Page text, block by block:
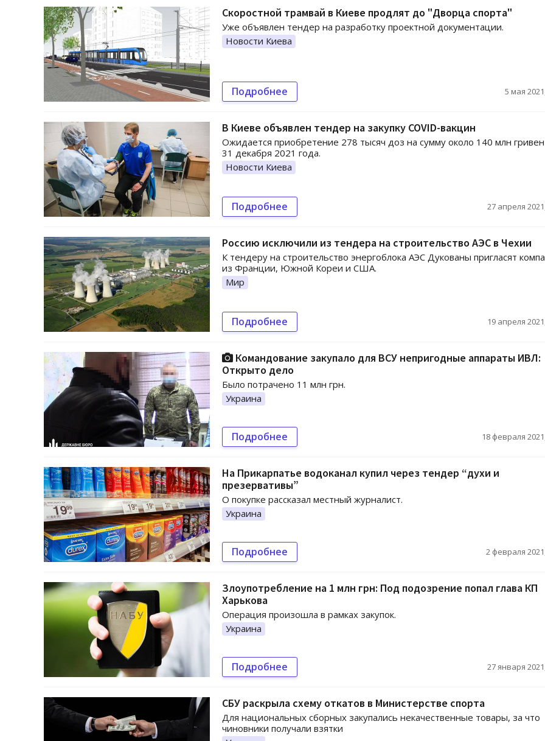
Скоростной трамвай в Киеве продлят до "Дворца спорта"
Уже объявлен тендер на разработку проектной документации.
Новости Киева
Подробнее 5 мая
В Киеве объявлен тендер на закупку COVID-вакцин
Ожидается приобретение 278 тысяч доз на сумму около 140 млн
31 декабря 2021 года.
Новости Киева
Подробнее 27 апреля
Россию исключили из тендера на строительство АЭС в Чехии
К тендеру на строительство энергоблока АЭС Дукованы пригласят
из Франции, Южной Кореи и США.
Мир
Подробнее 19 апреля
Командование закупало для ВСУ непригодные аппараты ИВЛ:
Открыто дело
Было потрачено 11 млн грн.
Украина
Подробнее 18 февраля
На Прикарпатье водоканал купил через тендер “духи и
презервативы”
О покупке рассказал местный журналист.
Украина
Подробнее 2 февраля
Злоупотребление на 1 млн грн: Под подозрение попал глава КП
Харькова
Операция произошла в рамках закупок.
Украина
Подробнее 27 января
СБУ раскрыла схему откатов в Министерстве спорта
Для национальных сборных закупались некачественные товары, за что
чиновники получали взятки